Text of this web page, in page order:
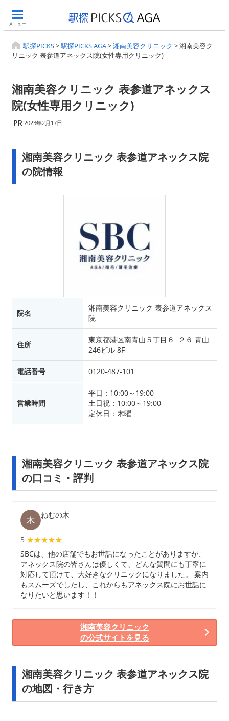
メニュー
駅探PICKS>駅探PICKS AGA>湘南美容クリニック >湘南美容ク
リニック 表参道アネックス院(女性専用クリニック)
湘南美容クリニック 表参道アネックス
院(女性専用クリニック)
2023年2月17日
湘南美容クリニック 表参道アネックス院
の院情報
院名
湘南美容クリニック 表参道アネックス
院
住所
東京都港区南青山５丁目６−２６ 青山
246ビル 8F
電話番号 0120-487-101
営業時間
平日：10:00～19:00
土日祝：10:00～19:00
定休日：木曜
湘南美容クリニック 表参道アネックス院
の口コミ・評判
ねむの木
5 ★★★★★
★★★★★
SBCは、他の店舗でもお世話になったことがありますが、
アネックス院の皆さんは優しくて、どんな質問にも丁寧に
対応して頂けて、大好きなクリニックになりました。 案内
もスムーズでしたし、これからもアネックス院にお世話に
なりたいと思います！！
湘南美容クリニック
の公式サイトを見る
湘南美容クリニック 表参道アネックス院
の地図・行き方